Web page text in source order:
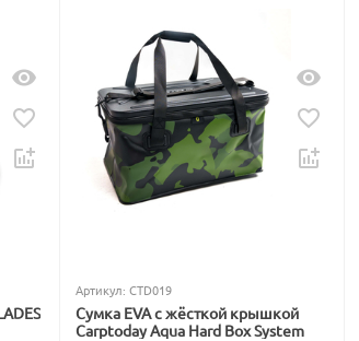
Артикул: CTD019
Сумка EVA с жёсткой крышкой
Carptoday Aqua Hard Box System